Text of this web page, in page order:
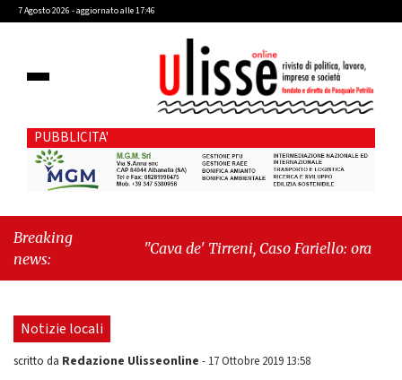
7 Agosto 2026 - aggiornato alle 17:46
PUBBLICITA'
Breaking
news:
"Cava de' Tirreni, Caso Fariello: ora torniamo
Notizie locali
scritto da Redazione Ulisseonline - 17 Ottobre 2019 13:58